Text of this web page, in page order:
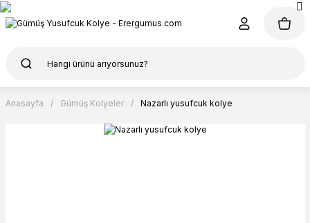
Anasayfa Gümüş Kolyeler Nazarlı yusufcuk kolye